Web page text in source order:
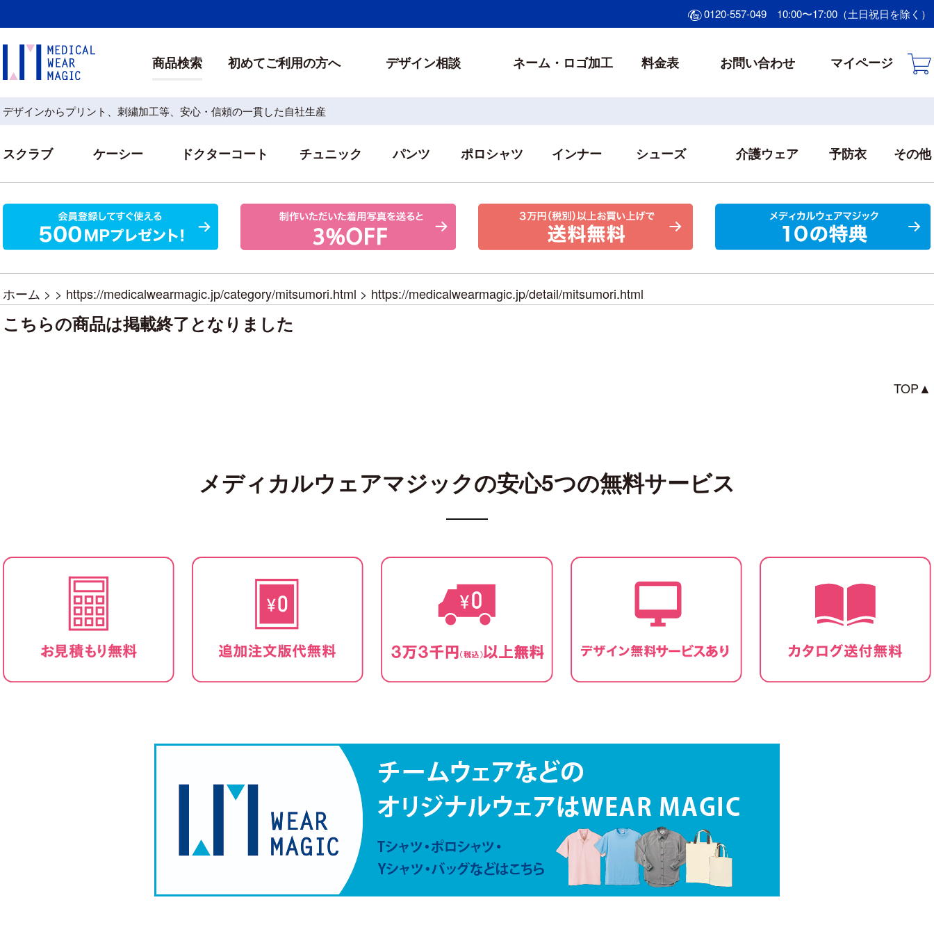
0120-557-049 10:00〜17:00（土日祝日を除く）
商品検索 初めてご利用の方へ デザイン相談 ネーム・ロゴ加工 料金表 お問い合わせ マイページ
デザインからプリント、刺繍加工等、安心・信頼の一貫した自社生産
スクラブ ケーシー ドクターコート チュニック パンツ ポロシャツ インナー シューズ 介護ウェア 予防衣 その他
ホーム > > https://medicalwearmagic.jp/category/mitsumori.html > https://medicalwearmagic.jp/detail/mitsumori.html
こちらの商品は掲載終了となりました
TOP▲
メディカルウェアマジックの安心5つの無料サービス